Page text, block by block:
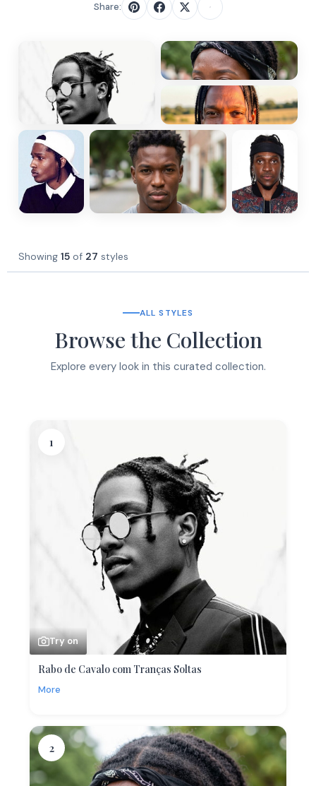
Share:
Showing 15 of 27 styles
ALL STYLES
Browse the Collection
Explore every look in this curated collection.
1
Try on
Rabo de Cavalo com Tranças Soltas
More
2